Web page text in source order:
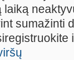
laiką
sumažinti